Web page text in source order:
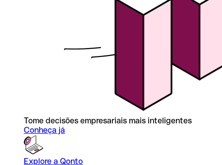
Tome decisões empresariais mais inteligentes
Conheça já
Explore a Qonto